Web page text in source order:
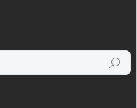
Hledat